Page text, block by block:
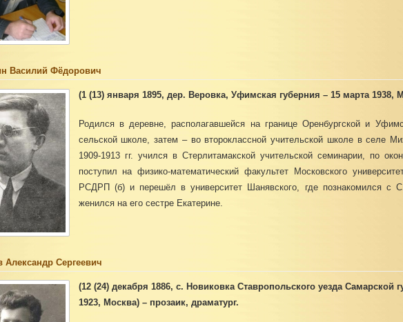
Василий Фёдорович
(1 (13) января 1895, дер. Веровка, Уфимская губерния – 15 марта 1938,
Родился в деревне, располагавшейся на границе Оренбургской и
сельской школе, затем – во второклассной учительской школе в селе
1909-1913 гг. учился в Стерлитамакской учительской семинарии, по
поступил на физико-математический факультет Московского
РСДРП (б) и перешёл в университет Шанявского, где познакомился с
женился на его сестре Екатерине.
Александр Сергеевич
(12 (24) декабря 1886, с. Новиковка Ставропольского уезда Самарской
1923, Москва) – прозаик, драматург.